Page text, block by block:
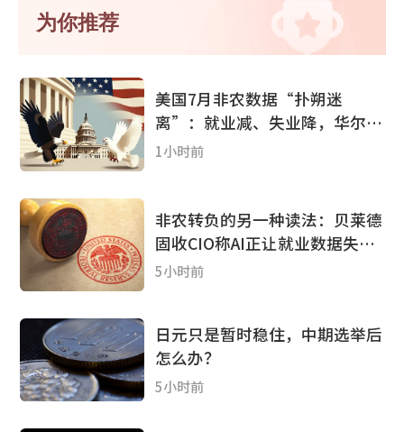
为你推荐
美国7月非农数据“扑朔迷
离”：就业减、失业降，华尔街
分析师怎么看?
1小时前
非农转负的另一种读法：贝莱德
固收CIO称AI正让就业数据失效
加息“已无意义”
5小时前
日元只是暂时稳住，中期选举后
怎么办？
5小时前